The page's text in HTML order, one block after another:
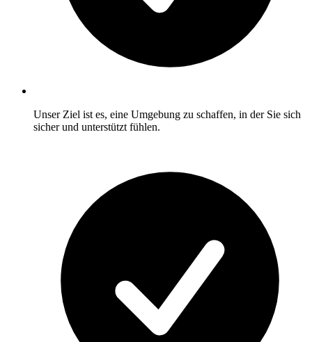
Unser Ziel ist es, eine Umgebung zu schaffen, in der Sie sich
sicher und unterstützt fühlen.